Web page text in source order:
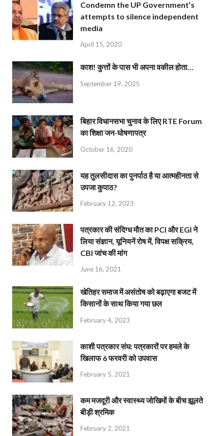
Condemn the UP Government’s
attempts to silence independent
media
April 15, 2020
काश! कुत्तों के पास भी अपना वकील होता…
September 19, 2025
बिहार विधानसभा चुनाव के लिए RTE Forum
का शिक्षा जन-घोषणापत्र
October 16, 2020
यह तुलसीदास का पुनर्पाठ है या आत्महीनता से
उपजा कुपाठ?
February 12, 2023
पत्रकार की संदिग्ध मौत का PCI और EGI ने
लिया संज्ञान, यूनियनें रोष में, विपक्ष सक्रिय,
CBI जांच की मांग
June 16, 2021
खेतिहर समाज में असंतोष को बढ़ाएगा बजट में
किसानों के साथ किया गया छल
February 4, 2023
काशी पत्रकार संघ: पत्रकारों पर हमले के
खिलाफ 6 फरवरी को उपवास
February 5, 2021
कम मजदूरी और स्वास्थ्य जोखिमों के बीच झूलते
बीड़ी श्रमिक
February 2, 2021